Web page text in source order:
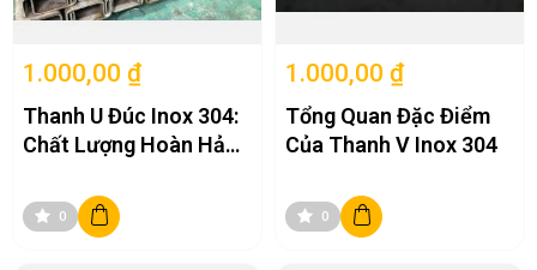
1.000,00 ₫
Thanh U Đúc Inox 304:
Chất Lượng Hoàn Hảo
0
1.000,00 ₫
Tổng Quan Đặc Điểm
Của Thanh V Inox 304
0